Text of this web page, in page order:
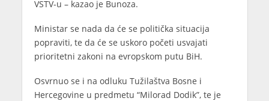
VSTV-u – kazao je Bunoza.
Ministar se nada da će se politička situacija
popraviti, te da će se uskoro početi usvajati
prioritetni zakoni na evropskom putu BiH.
Osvrnuo se i na odluku Tužilaštva Bosne i
Hercegovine u predmetu “Milorad Dodik”, te je